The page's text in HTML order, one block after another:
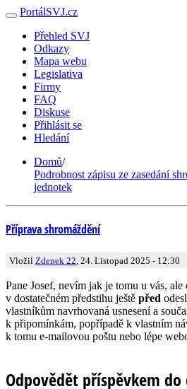
PortálSVJ.cz
Přehled SVJ
Odkazy
Mapa webu
Legislativa
Firmy
FAQ
Diskuse
Přihlásit se
Hledání
Domů/
Podrobnost zápisu ze zasedání
jednotek
Příprava shromáždění
Vložil Zdenek 22 , 24. Listopad 2025 - 12:30
Pane Josef, nevím jak je tomu u vás,
v dostatečném předstihu ještě před
vlastníkům navrhovaná usnesení a
k připomínkám, popřípadě k vlastním
k tomu e-mailovou poštu nebo lépe
Odpovědět příspěvkem do